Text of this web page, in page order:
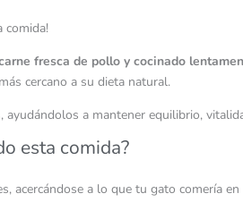
comida!
fresca de pollo y cocinado
cercano a su dieta natural.
a mantener equilibrio,
esta comida?
acercándose a lo que tu gato comería